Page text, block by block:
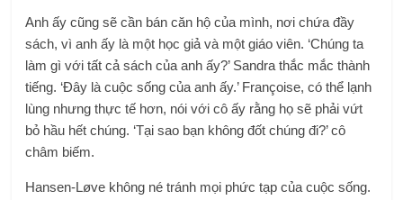
Anh ấy cũng sẽ cần bán căn hộ của mình, nơi chứa đầy
sách, vì anh ấy là một học giả và một giáo viên. ‘Chúng ta
làm gì với tất cả sách của anh ấy?’ Sandra thắc mắc thành
tiếng. ‘Đây là cuộc sống của anh ấy.’ Françoise, có thể lạnh
lùng nhưng thực tế hơn, nói với cô ấy rằng họ sẽ phải vứt
bỏ hầu hết chúng. ‘Tại sao bạn không đốt chúng đi?’ cô
châm biếm.
Hansen-Løve không né tránh mọi phức tạp của cuộc sống.